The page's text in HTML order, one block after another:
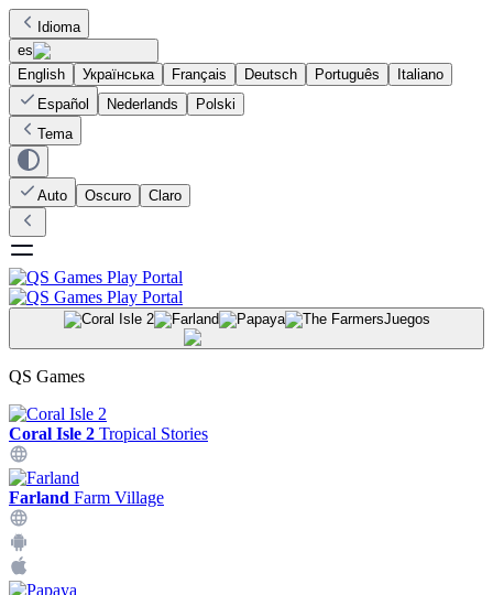
Idioma
es
English
Українська Français Deutsch Português
Italiano
Español
Nederlands
Polski
Tema
Auto Oscuro Claro
Juegos
QS Games
Coral Isle 2 Tropical Stories
Farland Farm Village